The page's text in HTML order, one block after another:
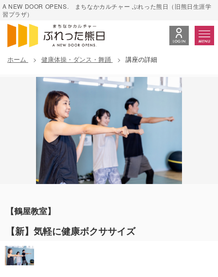
A NEW DOOR OPENS. まちなかカルチャー ぷれった熊日（旧熊日生涯学
習プラザ）
ホーム 健康体操・ダンス・舞踊 講座の詳細
【鶴屋教室】
【新】気軽に健康ボクササイズ